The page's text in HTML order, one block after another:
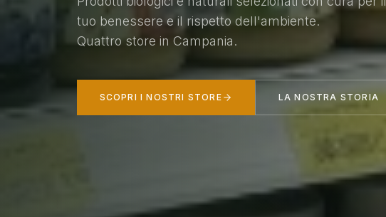
tuo benessere e il rispetto dell'ambiente.
Quattro store in Campania.
SCOPRI I NOSTRI STORE LA NOSTRA STORIA